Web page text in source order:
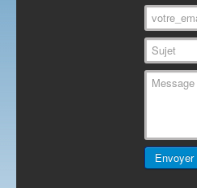
LE CUTTÉ = Qualificatif
probablement en rapport avec le
Village cutté (assis) au fond de la
vallée sèche et encaissée qui